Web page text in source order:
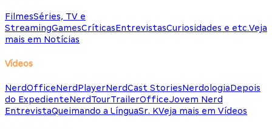
FilmesSéries, TV e
StreamingGamesCríticasEntrevistasCuriosidades e etc.Veja
mais em Notícias
Vídeos
NerdOfficeNerdPlayerNerdCast StoriesNerdologiaDepois
do ExpedienteNerdTourTrailerOfficeJovem Nerd
EntrevistaQueimando a LínguaSr. KVeja mais em Vídeos